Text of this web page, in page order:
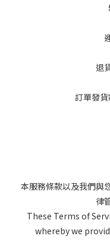
退
訂單發
本服務條款以及我們與
律
These Terms of
whereby we